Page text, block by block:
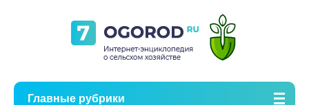
Главные рубрики